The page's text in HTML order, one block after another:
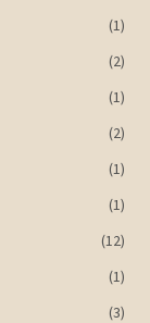
(1)
(2)
(1)
(2)
(1)
(1)
(12)
(1)
(3)